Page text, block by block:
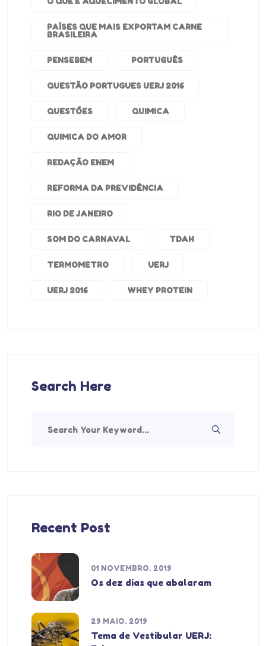
PAÍSES QUE MAIS EXPORTAM CARNE
BRASILEIRA
PENSEBEM PORTUGUÊS
QUESTÃO PORTUGUES UERJ 2016
QUESTÕES QUIMICA
QUIMICA DO AMOR
REDAÇÃO ENEM
REFORMA DA PREVIDÊNCIA
RIO DE JANEIRO
SOM DO CARNAVAL TDAH
TERMOMETRO UERJ
UERJ 2016 WHEY PROTEIN
Search Here
Recent Post
01 NOVEMBRO. 2019
Os dez dias que abalaram
29 MAIO. 2019
Tema de Vestibular UERJ: